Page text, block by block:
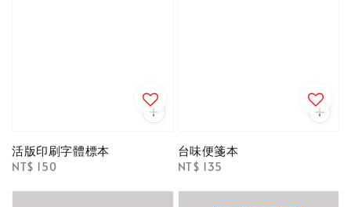
活版印刷字體標本
Regular
NT$ 150
台味便箋本
Regular
NT$ 135